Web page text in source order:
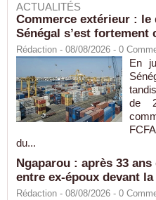
ACTUALITÉS
Commerce extérieur :
Sénégal s’est fortement
Rédaction - 08/08/2026 - 0
En
de
du...
Ngaparou : après 33
entre ex-époux devant
Rédaction - 08/08/2026 - 0